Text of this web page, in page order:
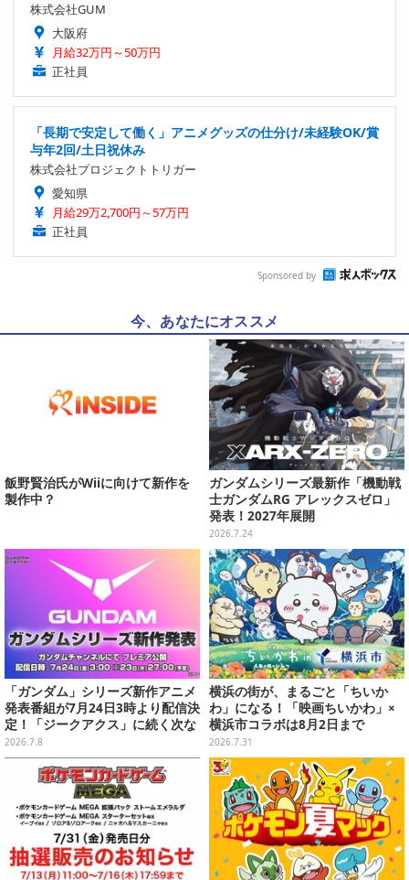
株式会社GUM
大阪府
月給32万円～50万円
正社員
「長期で安定して働く」アニメグッズの仕分け/未経験OK/賞
与年2回/土日祝休み
株式会社プロジェクトトリガー
愛知県
月給29万2,700円～57万円
正社員
Sponsored by
今、あなたにオススメ
飯野賢治氏がWiiに向けて新作を
製作中？
ガンダムシリーズ最新作「機動戦
士ガンダムRG アレックスゼロ」
発表！2027年展開
2026.7.24
「ガンダム」シリーズ新作アニメ
発表番組が7月24日3時より配信決
定！「ジークアクス」に続く次な
る作品は果たして…
2026.7.8
横浜の街が、まるごと「ちいか
わ」になる！「映画ちいかわ」×
横浜市コラボは8月2日まで
2026.7.31